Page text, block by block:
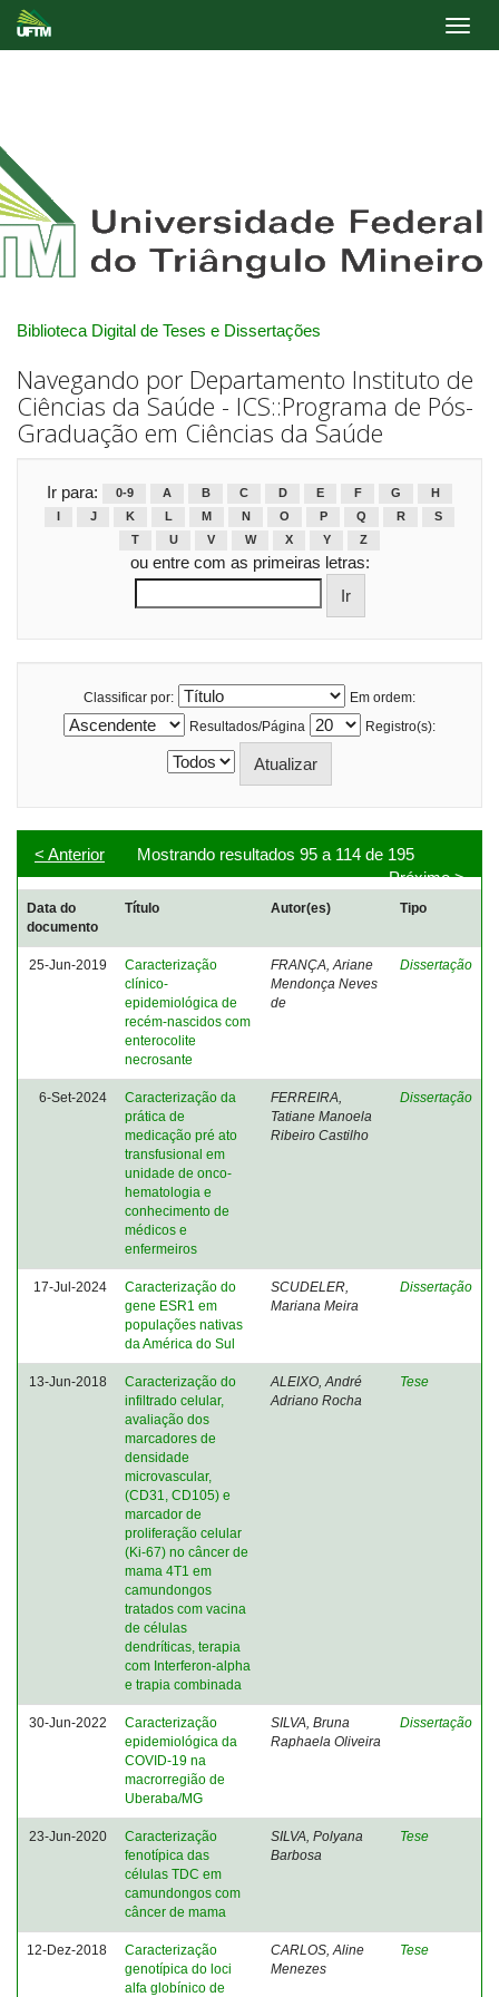
Biblioteca Digital de Teses e Dissertações
Navegando por Departamento Instituto de
Ciências da Saúde - ICS::Programa de Pós-
Graduação em Ciências da Saúde
Ir para: 0-9 A B C D E F G
H
J K L M N O P Q R
S
T
U V W X Y Z
ou entre com as primeiras letras:
Classificar por:
Em ordem:
Resultados/Página
Registro(s):
Mostrando resultados 95 a 114 de 195
< Anterior
Próximo >
Data do
documento
Título Autor(es) Tipo
25-Jun-2019
Caracterização
clínico-
epidemiológica de
recém-nascidos com
enterocolite
necrosante
FRANÇA, Ariane
Mendonça Neves
de
Dissertação
6-Set-2024
Caracterização da
prática de
medicação pré ato
transfusional em
unidade de onco-
hematologia e
conhecimento de
médicos e
enfermeiros
FERREIRA,
Tatiane Manoela
Ribeiro Castilho
Dissertação
17-Jul-2024
Caracterização do
gene ESR1 em
populações nativas
da América do Sul
SCUDELER,
Mariana Meira
Dissertação
13-Jun-2018
Caracterização do
infiltrado celular,
avaliação dos
marcadores de
densidade
microvascular,
(CD31, CD105) e
marcador de
proliferação celular
(Ki-67) no câncer de
mama 4T1 em
camundongos
tratados com vacina
de células
dendríticas, terapia
com Interferon-alpha
e trapia combinada
ALEIXO, André
Adriano Rocha
Tese
30-Jun-2022
Caracterização
epidemiológica da
COVID-19 na
macrorregião de
Uberaba/MG
SILVA, Bruna
Raphaela Oliveira
Dissertação
23-Jun-2020
Caracterização
fenotípica das
células TDC em
camundongos com
câncer de mama
SILVA, Polyana
Barbosa
Tese
12-Dez-2018
Caracterização
genotípica do loci
alfa globínico de
CARLOS, Aline
Menezes
Tese